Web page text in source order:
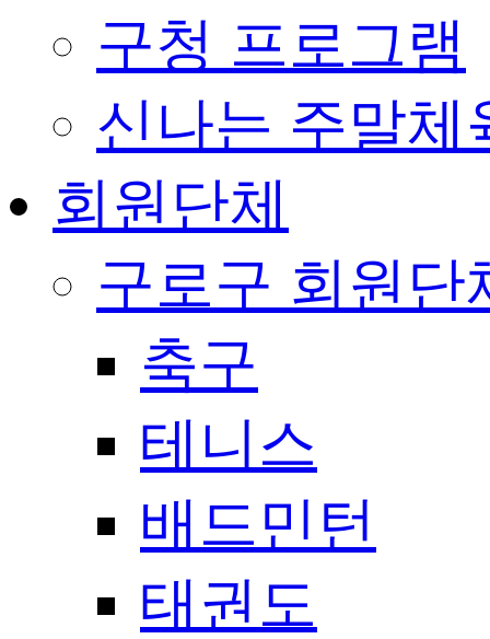
구청 프로그램
신나는 주말체
회원단체
구로구 회원단
축구
테니스
배드민턴
태권도